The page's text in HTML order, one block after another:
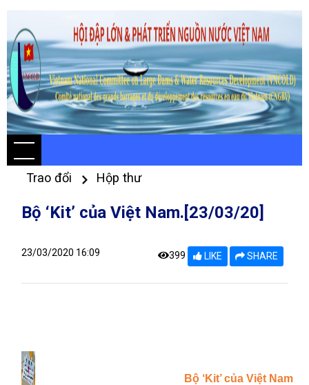
Trao đổi Hộp thư
Bộ ‘Kit’ của Việt Nam.[23/03/20]
23/03/2020 16:09 399 LIKE SHARE
Bộ ‘Kit’ của Việt Nam